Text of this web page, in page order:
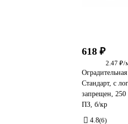
618 ₽
2.47 ₽/
Стандарт, с
запрещен,
ПЗ, б/кр
4.8(6)